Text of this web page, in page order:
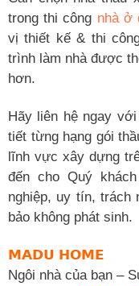
trong thi công nhà ở
vị thiết kế & thi
trình làm nhà được
hơn.
Hãy liên hệ ngay với
tiết từng hạng gói
lĩnh vực xây dựng
đến cho Quý
nghiệp, uy tín, trách
bảo không phát sinh.
𝗠𝗔𝗗𝗨 𝗛𝗢𝗠𝗘
Ngôi nhà của bạn –